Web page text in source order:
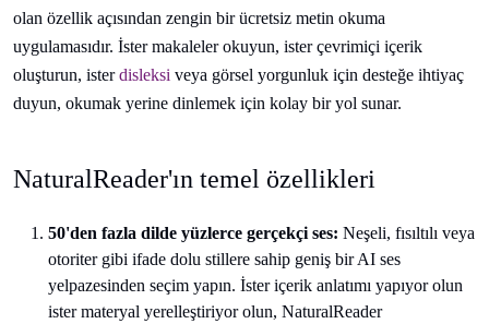
olan özellik açısından zengin bir ücretsiz metin okuma
uygulamasıdır. İster makaleler okuyun, ister çevrimiçi içerik
oluşturun, isterdisleksi veya görsel yorgunluk için desteğe ihtiyaç
duyun, okumak yerine dinlemek için kolay bir yol sunar.
NaturalReader'ın temel özellikleri
50'den fazla dilde yüzlerce gerçekçi ses: Neşeli, fısıltılı veya
otoriter gibi ifade dolu stillere sahip geniş bir AI ses
yelpazesinden seçim yapın. İster içerik anlatımı yapıyor olun
ister materyal yerelleştiriyor olun, NaturalReader